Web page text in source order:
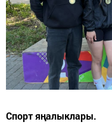
Спорт яңалыклары.